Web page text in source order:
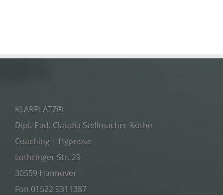
KLARPLATZ®
Dipl.-Päd. Claudia Stellmacher-Köthe
Coaching | Hypnose
Lothringer Str. 29
30559 Hannover
Fon 01522 9311387